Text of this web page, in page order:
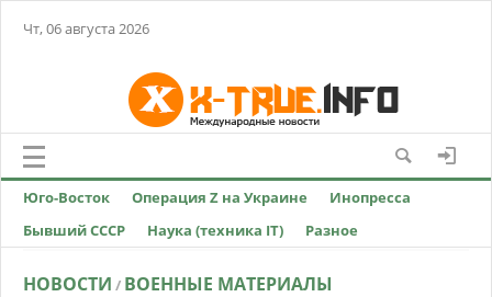
Чт, 06 августа 2026
Юго-Восток Операция Z на Украине
Инопресса
Бывший СССР
Наука (техника IT) Разное
НОВОСТИ / ВОЕННЫЕ МАТЕРИАЛЫ